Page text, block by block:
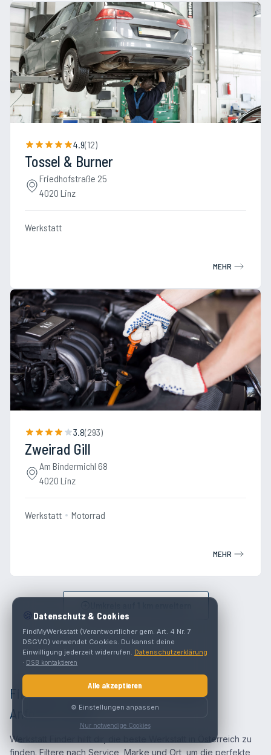
4.9(12)
Tossel & Burner
Friedhofstraße 25
4020 Linz
Werkstatt
MEHR
3.8(293)
Zweirad Gill
Am Bindermichl 68
4020 Linz
Werkstatt Motorrad
MEHR
Finde die beste Werkstatt für deine
Anforderungen
Werkstatt Finder hilft dir, die beste Werkstatt in Österreich zu
finden. Filtere nach Service, Marke und Ort, um die perfekte
🍪 Datenschutz & Cookies
FindMyWerkstatt (Verantwortlicher gem. Art. 4 Nr. 7
DSGVO) verwendet Cookies. Du kannst deine
Einwilligung jederzeit widerrufen. Datenschutzerklärung
· DSB kontaktieren
Alle akzeptieren
⚙️ Einstellungen anpassen
Nur notwendige Cookies